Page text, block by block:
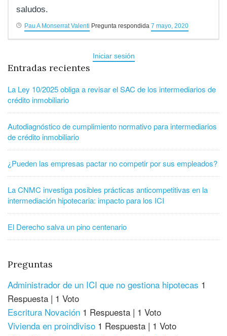
saludos.
Pau A Monserrat Valenti Pregunta respondida 7 mayo, 2020
Iniciar sesión
Entradas recientes
La Ley 10/2025 obliga a revisar el SAC de los intermediarios de
crédito inmobiliario
Autodiagnóstico de cumplimiento normativo para intermediarios
de crédito inmobiliario
¿Pueden las empresas pactar no competir por sus empleados?
La CNMC investiga posibles prácticas anticompetitivas en la
intermediación hipotecaria: impacto para los ICI
El Derecho salva un pino centenario
Preguntas
Administrador de un ICI que no gestiona hipotecas 1
Respuesta | 1 Voto
Escritura Novación 1 Respuesta | 1 Voto
Vivienda en proindiviso 1 Respuesta | 1 Voto